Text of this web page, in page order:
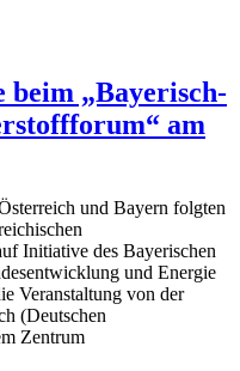
beim „Bayerisch-
am
und Bayern folgten
Initiative des Bayerischen
und Energie
Veranstaltung von der
(Deutschen
Zentrum